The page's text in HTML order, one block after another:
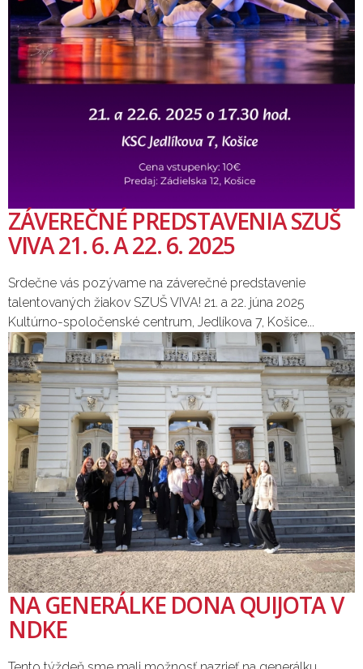
ZÁVEREČNÉ PREDSTAVENIA SZUŠ
VIVA 21. 6. A 22. 6. 2025
Srdečne vás pozývame na záverečné predstavenie
talentovaných žiakov SZUŠ VIVA! 21. a 22. júna 2025
Kultúrno-spoločenské centrum, Jedlíkova 7, Košice...
NA GENERÁLKE DONA QUIJOTA V
NDKE